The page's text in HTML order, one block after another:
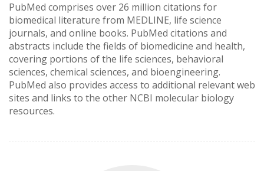
PubMed comprises over 26 million citations for
biomedical literature from MEDLINE, life science
journals, and online books. PubMed citations and
abstracts include the fields of biomedicine and health,
covering portions of the life sciences, behavioral
sciences, chemical sciences, and bioengineering.
PubMed also provides access to additional relevant web
sites and links to the other NCBI molecular biology
resources.